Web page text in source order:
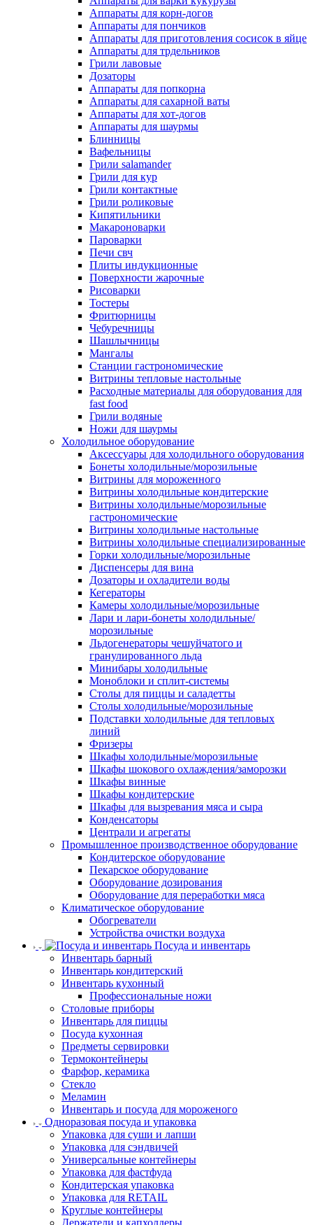
Аппараты для корн-догов
Аппараты для пончиков
Аппараты для приготовления сосисок в яйце
Аппараты для трдельников
Грили лавовые
Дозаторы
Аппараты для попкорна
Аппараты для сахарной ваты
Аппараты для хот-догов
Аппараты для шаурмы
Блинницы
Вафельницы
Грили salamander
Грили для кур
Грили контактные
Грили роликовые
Кипятильники
Макароноварки
Пароварки
Печи свч
Плиты индукционные
Поверхности жарочные
Рисоварки
Тостеры
Фритюрницы
Чебуречницы
Шашлычницы
Мангалы
Станции гастрономические
Витрины тепловые настольные
Расходные материалы для оборудования для
fast food
Грили водяные
Ножи для шаурмы
Холодильное оборудование
Аксессуары для холодильного оборудования
Бонеты холодильные/морозильные
Витрины для мороженного
Витрины холодильные кондитерские
Витрины холодильные/морозильные
гастрономические
Витрины холодильные настольные
Витрины холодильные специализированные
Горки холодильные/морозильные
Диспенсеры для вина
Дозаторы и охладители воды
Кегераторы
Камеры холодильные/морозильные
Лари и лари-бонеты холодильные/
морозильные
Льдогенераторы чешуйчатого и
гранулированного льда
Минибары холодильные
Моноблоки и сплит-системы
Столы для пиццы и саладетты
Столы холодильные/морозильные
Подставки холодильные для тепловых
линий
Фризеры
Шкафы холодильные/морозильные
Шкафы шокового охлаждения/заморозки
Шкафы винные
Шкафы кондитерские
Шкафы для вызревания мяса и сыра
Конденсаторы
Централи и агрегаты
Промышленное производственное оборудование
Кондитерское оборудование
Пекарское оборудование
Оборудование дозирования
Оборудование для переработки мяса
Климатическое оборудование
Обогреватели
Устройства очистки воздуха
Посуда и инвентарь
Инвентарь барный
Инвентарь кондитерский
Инвентарь кухонный
Профессиональные ножи
Столовые приборы
Инвентарь для пиццы
Посуда кухонная
Предметы сервировки
Термоконтейнеры
Фарфор, керамика
Стекло
Меламин
Инвентарь и посуда для мороженого
Одноразовая посуда и упаковка
Упаковка для суши и лапши
Упаковка для сэндвичей
Универсальные контейнеры
Упаковка для фастфуда
Кондитерская упаковка
Упаковка для RETAIL
Круглые контейнеры
Держатели и капхолдеры